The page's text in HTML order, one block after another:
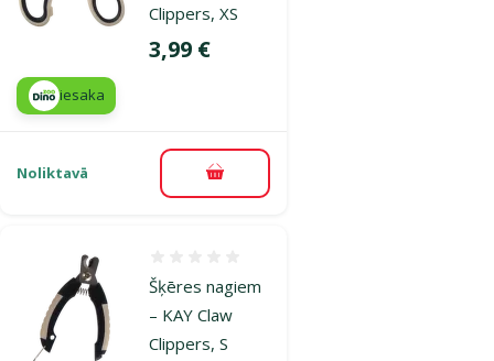
Clippers, XS
Cena
3,99 €
iesaka
Noliktavā Pievienot grozam
Šķēres nagiem
– KAY Claw
Clippers, S